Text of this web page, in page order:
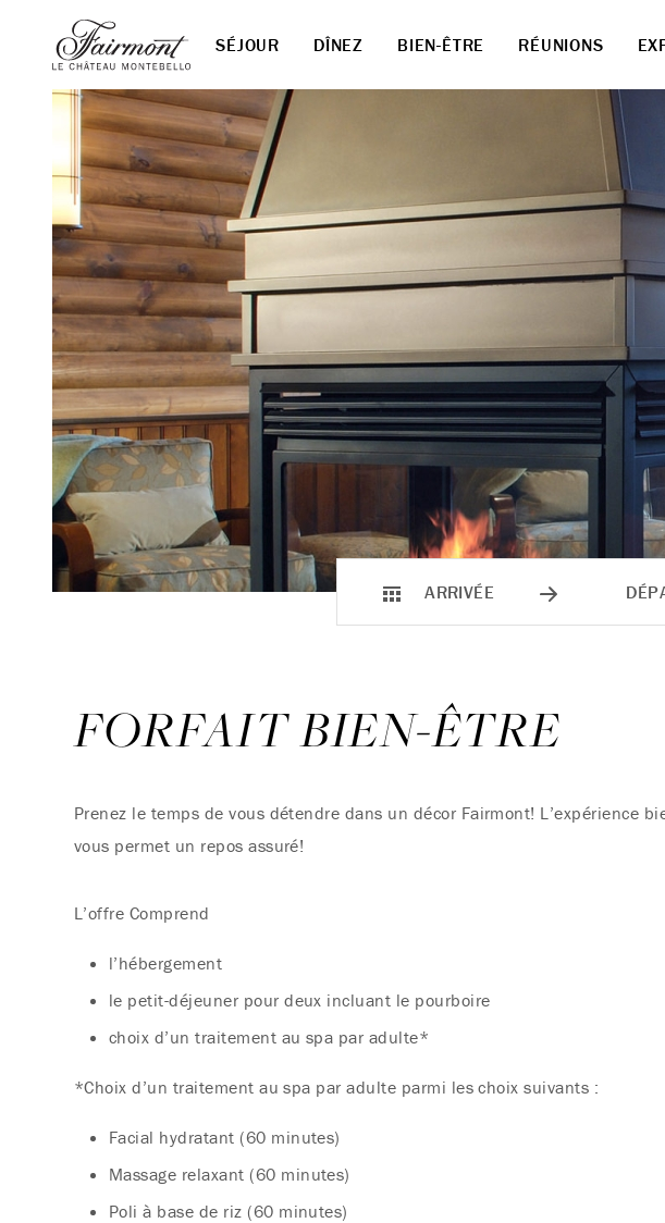
Skip to main content
SÉJOUR DÎNEZ BIEN-ÊTRE RÉUNIONS
ARRIVÉE
FORFAIT BIEN-ÊTRE
Prenez le temps de vous détendre dans un décor Fairmont! L’expérience
vous permet un repos assuré!
L’offre Comprend
l’hébergement
le petit-déjeuner pour deux incluant le pourboire
choix d’un traitement au spa par adulte*
*Choix d’un traitement au spa par adulte parmi les choix suivants :
Facial hydratant (60 minutes)
Massage relaxant (60 minutes)
Poli à base de riz (60 minutes)